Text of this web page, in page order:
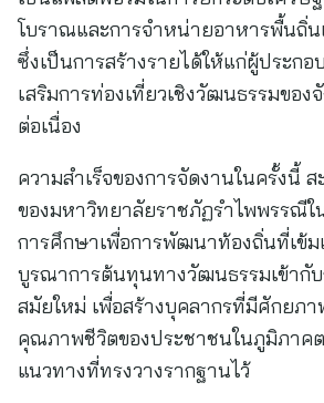
โบราณและการจำหน่ายอาหารพื้นถิ่น
ซึ่งเป็นการสร้างรายได้ให้แก่ผู้ประก
เสริมการท่องเที่ยวเชิงวัฒนธรรมของ
ต่อเนื่อง
ความสำเร็จของการจัดงานในครั้งนี้
ของมหาวิทยาลัยราชภัฏรำไพพรรณีใ
การศึกษาเพื่อการพัฒนาท้องถิ่นที่เข้ม
บูรณาการต้นทุนทางวัฒนธรรมเข้ากั
สมัยใหม่ เพื่อสร้างบุคลากรที่มีศักยภา
คุณภาพชีวิตของประชาชนในภูมิภาค
แนวทางที่ทรงวางรากฐานไว้